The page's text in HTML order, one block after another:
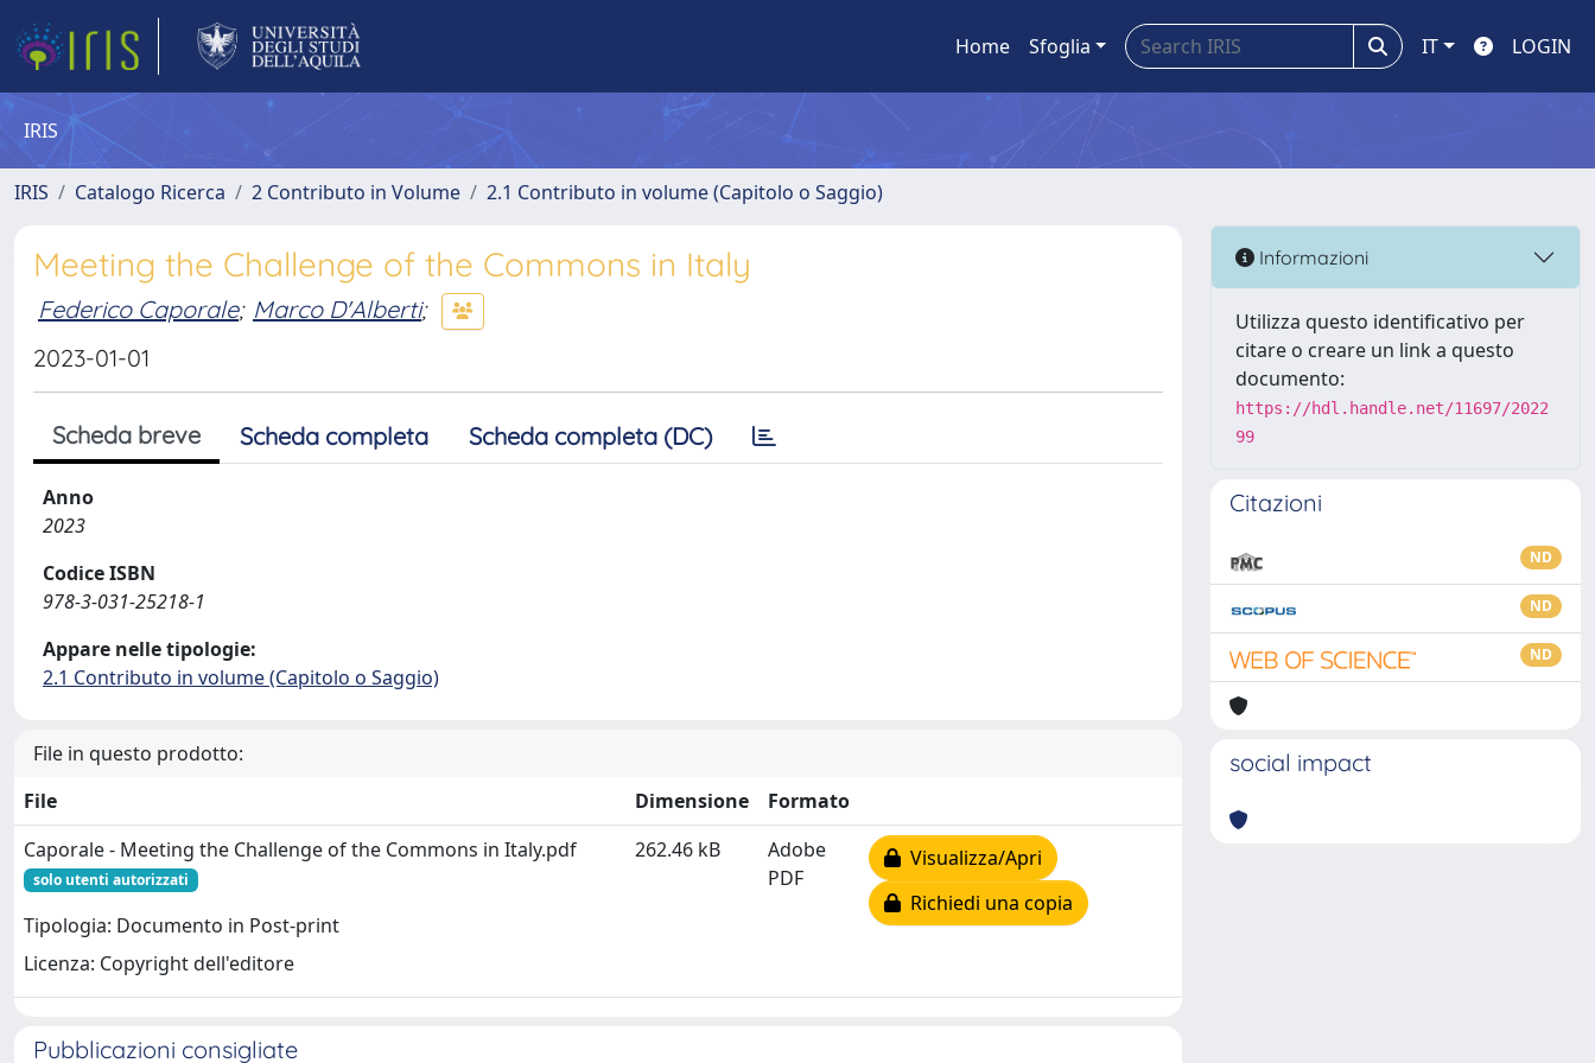
Home Sfoglia IT LOGIN
IRIS
IRIS Catalogo Ricerca 2 Contributo in Volume 2.1 Contributo in volume (Capitolo o Saggio)
Meeting the Challenge of the Commons in Italy
Federico Caporale; Marco D'Alberti;
2023-01-01
Scheda breve Scheda completa Scheda completa (DC)
Anno
2023
Codice ISBN
978-3-031-25218-1
Appare nelle tipologie:
2.1 Contributo in volume (Capitolo o Saggio)
File in questo prodotto:
File
Dimensione
Formato
Caporale - Meeting the Challenge of the Commons in Italy.pdf
solo utenti autorizzati
Tipologia: Documento in Post-print
Licenza: Copyright dell'editore
262.46 kB
Adobe
PDF
Visualizza/Apri
Richiedi una copia
Pubblicazioni consigliate
Informazioni
Utilizza questo identificativo per
citare o creare un link a questo
documento:
https://hdl.handle.net/11697/2022
99
Citazioni
ND
ND
ND
social impact